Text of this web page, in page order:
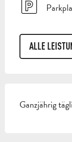
ALLE
Ganzjährig